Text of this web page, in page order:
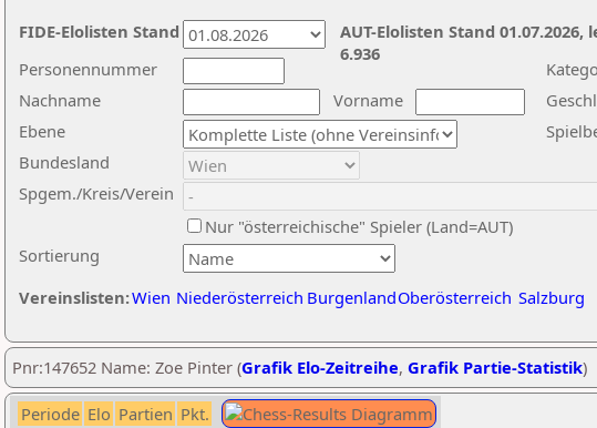
Nachname
Vorname
Ebene
Sortierung
Personennummer
Bundesland
Spgem./Kreis/Verein
Nur "österreichische" Spieler (Land=AUT)
Vereinslisten:Wien Niederösterreich BurgenlandOberösterreich Salzburg
AUT-Elolisten Stand
6.936
FIDE-Elolisten Stand
Pnr:147652 Name: Zoe Pinter (Grafik Elo-Zeitreihe, Grafik Partie-Statistik)
Periode Elo Partien Pkt.